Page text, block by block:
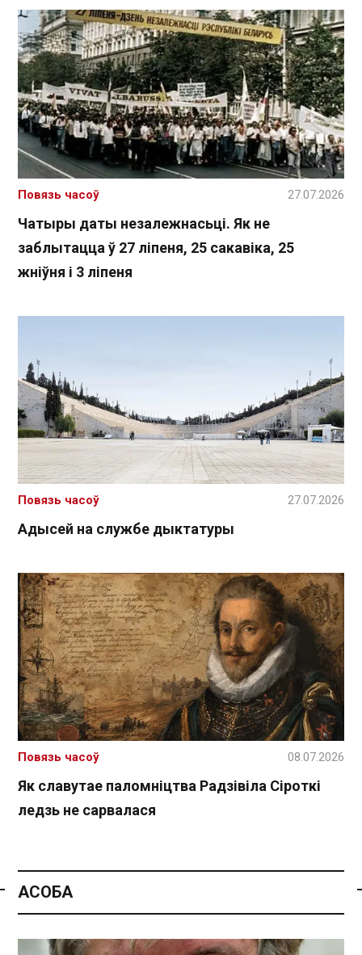
Чатыры даты незалежнасьці. Як не
заблытацца ў 27 ліпеня, 25 сакавіка, 25
жніўня і 3 ліпеня
Повязь часоў 27.07.2026
Адысей на службе дыктатуры
Повязь часоў 27.07.2026
Як славутае паломніцтва Радзівіла Сіроткі
ледзь не сарвалася
Повязь часоў 08.07.2026
АСОБА